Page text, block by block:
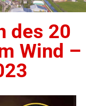
des 20
Wind –